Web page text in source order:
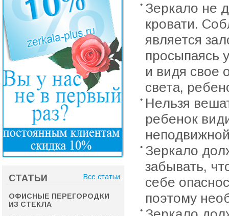
СТАТЬИ Все статьи
ОФИСНЫЕ ПЕРЕГОРОДКИ
ИЗ СТЕКЛА
Зеркало не
кровати.
является
просыпаясь
и видя свое
света,
Нельзя
ребенок
Зеркало
забывать,
себе
поэтому